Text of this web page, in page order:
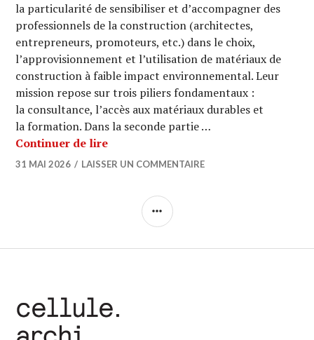
la particularité de sensibiliser et d’accompagner des
professionnels de la construction (architectes,
entrepreneurs, promoteurs, etc.) dans le choix,
l’approvisionnement et l’utilisation de matériaux de
construction à faible impact environnemental. Leur
mission repose sur trois piliers fondamentaux :
la consultance, l’accès aux matériaux durables et
la formation. Dans la seconde partie …
Continuer de lireARCHI URBAIN (20/32) : Natura
31 MAI 2026 LAISSER UN COMMENTAIRE
COLONNE